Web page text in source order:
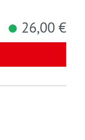
26,00 €